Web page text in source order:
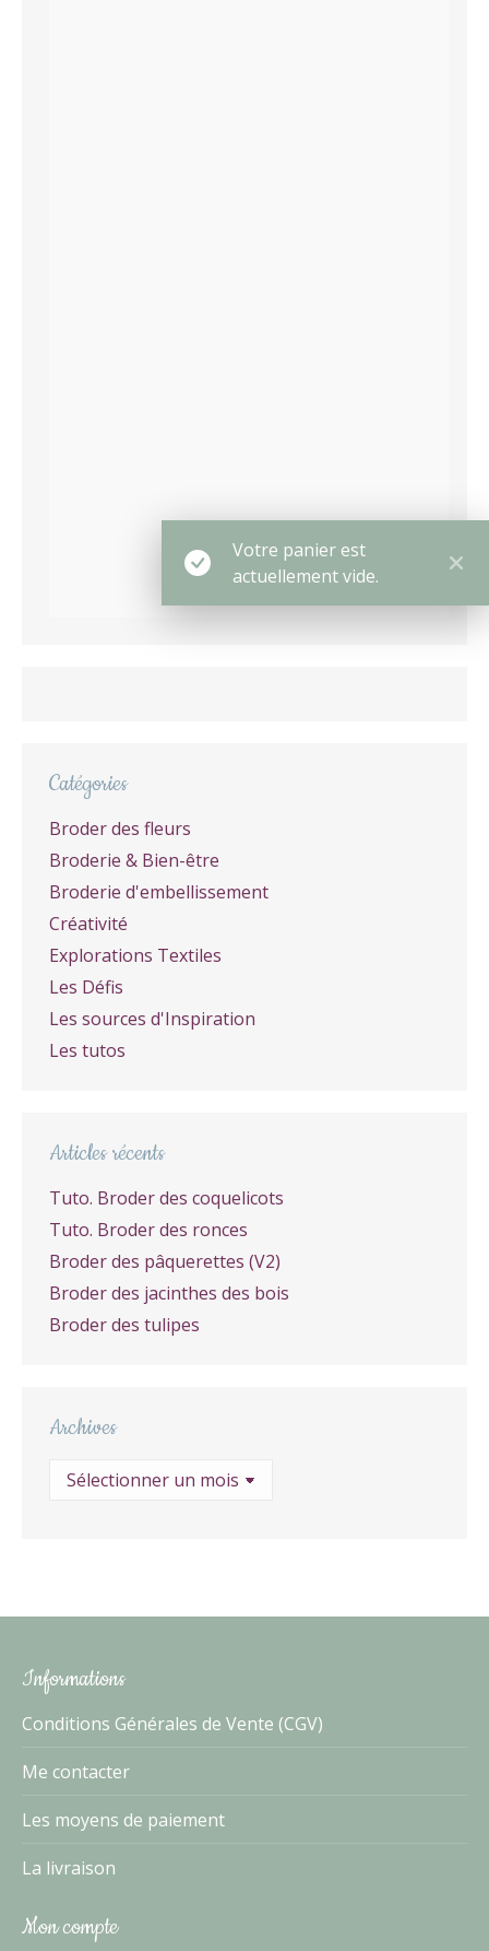
Votre panier est
actuellement vide.
Catégories
Broder des fleurs
Broderie & Bien-être
Broderie d'embellissement
Créativité
Explorations Textiles
Les Défis
Les sources d'Inspiration
Les tutos
Articles récents
Tuto. Broder des coquelicots
Tuto. Broder des ronces
Broder des pâquerettes (V2)
Broder des jacinthes des bois
Broder des tulipes
Archives
Archives
Informations
Conditions Générales de Vente (CGV)
Me contacter
Les moyens de paiement
La livraison
Mon compte